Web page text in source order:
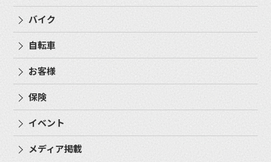
バイク
自転車
お客様
保険
イベント
メディア掲載